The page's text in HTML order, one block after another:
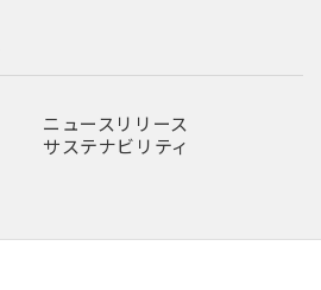
ニュースリリース
サステナビリティ